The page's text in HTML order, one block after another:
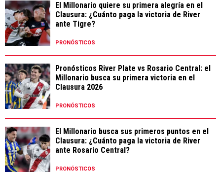
El Millonario quiere su primera alegría en el
Clausura: ¿Cuánto paga la victoria de River
ante Tigre?
PRONÓSTICOS
Pronósticos River Plate vs Rosario Central: el
Millonario busca su primera victoria en el
Clausura 2026
PRONÓSTICOS
El Millonario busca sus primeros puntos en el
Clausura: ¿Cuánto paga la victoria de River
ante Rosario Central?
PRONÓSTICOS